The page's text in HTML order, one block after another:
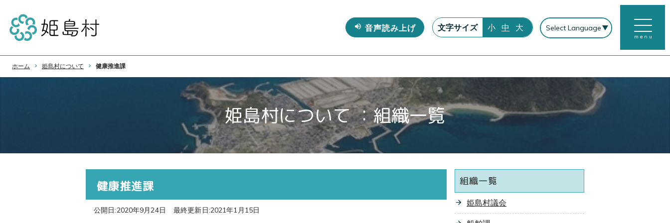
文字サイズ 小 中 大
menu
ホーム 姫島村について 健康推進課
姫島村について ：組織一覧
健康推進課
公開日:2020年9月24日 最終更新日:2021年1月15日
組織一覧
姫島村議会